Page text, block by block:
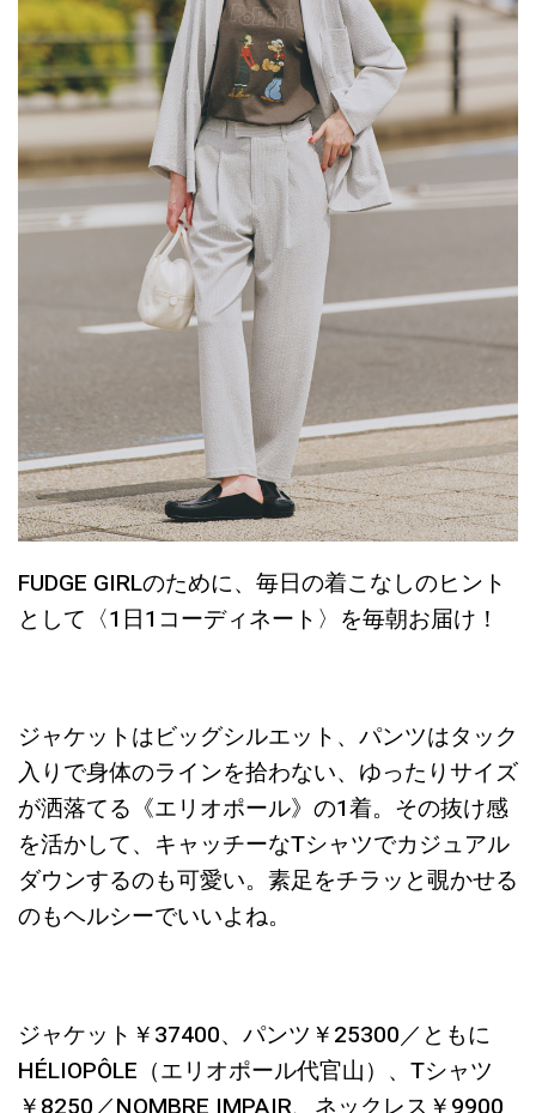
FUDGE GIRLのために、毎日の着こなしのヒント
として〈1日1コーディネート〉を毎朝お届け！
ジャケットはビッグシルエット、パンツはタック
入りで身体のラインを拾わない、ゆったりサイズ
が洒落てる《エリオポール》の1着。その抜け感
を活かして、キャッチーなTシャツでカジュアル
ダウンするのも可愛い。素足をチラッと覗かせる
のもヘルシーでいいよね。
ジャケット￥37400、パンツ￥25300／ともに
HÉLIOPÔLE（エリオポール代官山）、Tシャツ